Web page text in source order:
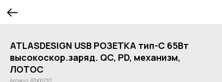
ATLASDESIGN USB РОЗЕТКА тип-С 65Вт
высокоскор.заряд. QC, PD, механизм,
ЛОТОС
Артикул: ATN001327